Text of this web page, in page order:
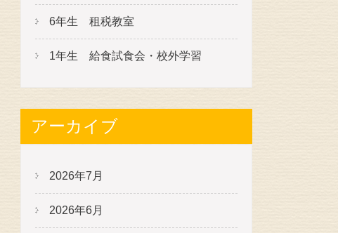
6年生 租税教室
1年生 給食試食会・校外学習
アーカイブ
2026年7月
2026年6月